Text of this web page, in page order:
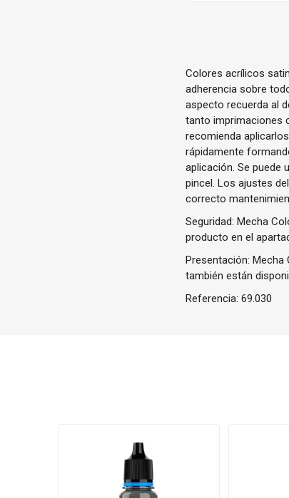
Colores acrílicos
adherencia sobre
aspecto recuerda al
tanto imprimaciones
recomienda
rápidamente
aplicación. Se puede
pincel. Los ajustes
correcto
Seguridad: Mecha
producto en el
Presentación:
también están
Referencia:69.030